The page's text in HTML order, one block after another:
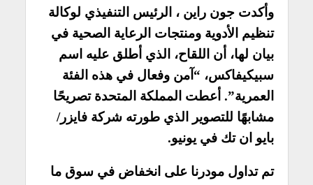
وأكدت جون راين ، الرئيس التنفيذي لوكالة
تنظيم الأدوية ومنتجات الرعاية الصحية في
بيان لها، أن اللقاح، الذي أطلق عليه اسم
سبيكيفاكس، “آمن وفعال في هذه الفئة
العمرية”. أعطت المملكة المتحدة تصريحًا
مشابهًا للتصوير الذي طورته شركة فايزر/
بايو ان تك في يونيو.
تم تداول مودرنا على انخفاض في سوق ما